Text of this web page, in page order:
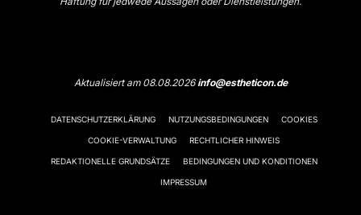
Aktualisiert am 08.08.2026info@estheticon.de
DATENSCHUTZERKLÄRUNG NUTZUNGSBEDINGUNGEN COOKIES
COOKIE-VERWALTUNG RECHTLICHER HINWEIS
REDAKTIONELLE GRUNDSÄTZE BEDINGUNGEN UND KONDITIONEN
IMPRESSUM